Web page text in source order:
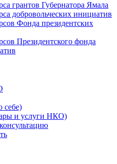
грантов Губернатора Ямала
добровольческих инициатив
Фонда президентских
Президентского фонда
себе)
и услуги НКО)